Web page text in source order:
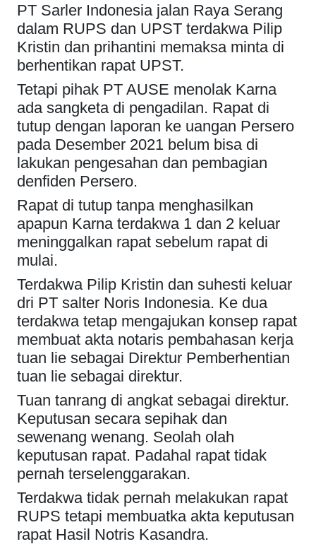
PT Sarler Indonesia jalan Raya Serang
dalam RUPS dan UPST terdakwa Pilip
Kristin dan prihantini memaksa minta di
berhentikan rapat UPST.
Tetapi pihak PT AUSE menolak Karna
ada sangketa di pengadilan. Rapat di
tutup dengan laporan ke uangan Persero
pada Desember 2021 belum bisa di
lakukan pengesahan dan pembagian
denfiden Persero.
Rapat di tutup tanpa menghasilkan
apapun Karna terdakwa 1 dan 2 keluar
meninggalkan rapat sebelum rapat di
mulai.
Terdakwa Pilip Kristin dan suhesti keluar
dri PT salter Noris Indonesia. Ke dua
terdakwa tetap mengajukan konsep rapat
membuat akta notaris pembahasan kerja
tuan lie sebagai Direktur Pemberhentian
tuan lie sebagai direktur.
Tuan tanrang di angkat sebagai direktur.
Keputusan secara sepihak dan
sewenang wenang. Seolah olah
keputusan rapat. Padahal rapat tidak
pernah terselenggarakan.
Terdakwa tidak pernah melakukan rapat
RUPS tetapi membuatka akta keputusan
rapat Hasil Notris Kasandra.